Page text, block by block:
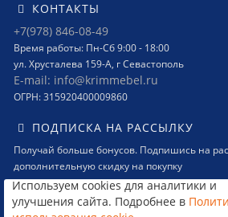
Используем cookies для аналитики и
улучшения сайта. Подробнее в
КОНТАКТЫ
+7(978) 846-08-49
Время работы: Пн-Сб 9:00 - 18:00
ул. Хрусталева 159-А, г Севастополь
E-mail: info@krimmebel.ru
ОГРН: 315920400009860
ПОДПИСКА НА РАССЫЛКУ
Получай больше бонусов. Подпишись на
дополнительную скидку на покупку